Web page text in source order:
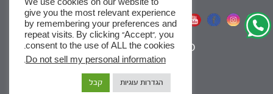
אתר שומר שבת
SEO
|
We use cookies on our website to
give you the most relevant experience
by remembering your preferences and
repeat visits. By clicking “Accept”, you
consent to the use of ALL the cookies.
Do not sell my personal information
.
הגדרות עוגיות קבל
x